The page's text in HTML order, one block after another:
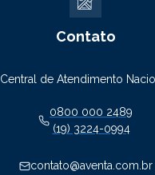
Contato
Central de Atendimento
0800 000 2489
(19) 3224-0994
contato@aventa.com.br